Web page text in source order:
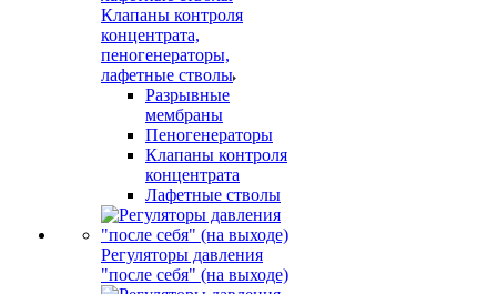
Клапаны контроля
концентрата,
пеногенераторы,
лафетные стволы
Разрывные
мембраны
Пеногенераторы
Клапаны контроля
концентрата
Лафетные стволы
Регуляторы давления
"после себя" (на выходе)